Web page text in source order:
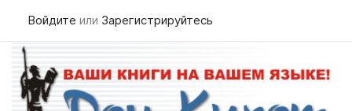
Войдите или Зарегистрируйтесь